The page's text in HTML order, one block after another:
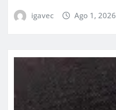
igavec Ago 1, 2026